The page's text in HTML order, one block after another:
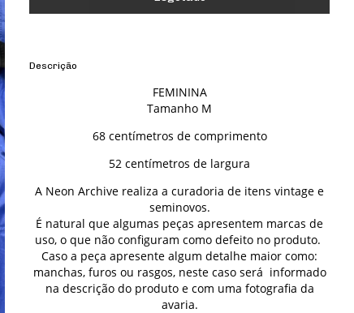
Descrição
FEMININA
Tamanho M
68 centímetros de comprimento
52 centímetros de largura
A Neon Archive realiza a curadoria de itens vintage e
seminovos.
É natural que algumas peças apresentem marcas de
uso, o que não configuram como defeito no produto.
Caso a peça apresente algum detalhe maior como:
manchas, furos ou rasgos, neste caso será informado
na descrição do produto e com uma fotografia da
avaria.